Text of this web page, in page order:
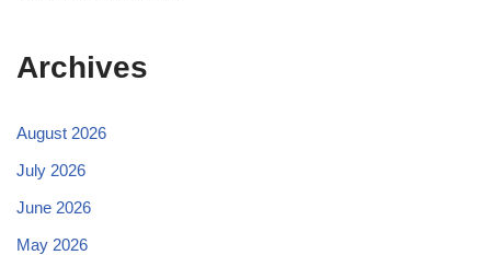
Archives
August 2026
July 2026
June 2026
May 2026